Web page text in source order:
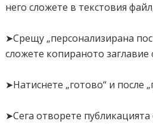
него сложете в текстовия
➤Срещу „персонализирана
сложете копираното заглавие
➤Натиснете „готово“ и после
➤Сега отворете публикацията